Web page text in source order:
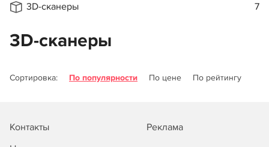
3D-сканеры 7
3D-сканеры
Сортировка: По популярности По цене По рейтингу
Контакты
Реклама